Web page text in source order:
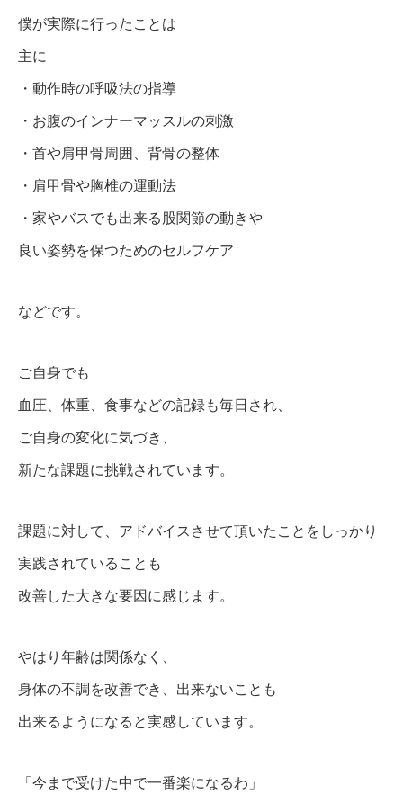
僕が実際に行ったことは
主に
・動作時の呼吸法の指導
・お腹のインナーマッスルの刺激
・首や肩甲骨周囲、背骨の整体
・肩甲骨や胸椎の運動法
・家やバスでも出来る股関節の動きや
良い姿勢を保つためのセルフケア
などです。
ご自身でも
血圧、体重、食事などの記録も毎日され、
ご自身の変化に気づき、
新たな課題に挑戦されています。
課題に対して、アドバイスさせて頂いたことをしっかり
実践されていることも
改善した大きな要因に感じます。
やはり年齢は関係なく、
身体の不調を改善でき、出来ないことも
出来るようになると実感しています。
「今まで受けた中で一番楽になるわ」